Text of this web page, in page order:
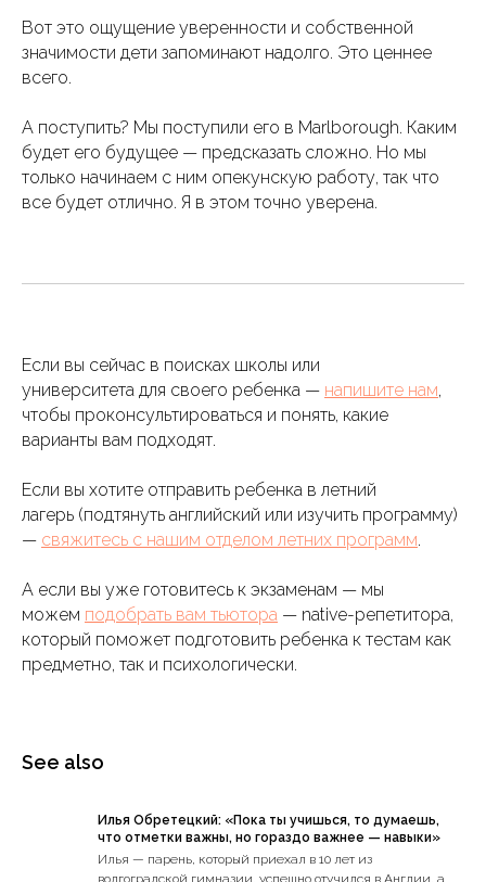
Вот это ощущение уверенности и собственной
значимости дети запоминают надолго. Это ценнее
всего.
А поступить? Мы поступили его в Marlborough. Каким
будет его будущее — предсказать сложно. Но мы
только начинаем с ним опекунскую работу, так что
все будет отлично. Я в этом точно уверена.
Если вы сейчас в поисках школы или
университета для своего ребенка — напишите нам,
чтобы проконсультироваться и понять, какие
варианты вам подходят.
Если вы хотите отправить ребенка в летний
лагерь (подтянуть английский или изучить программу)
— свяжитесь с нашим отделом летних программ.
А если вы уже готовитесь к экзаменам — мы
можем подобрать вам тьютора — native-репетитора,
который поможет подготовить ребенка к тестам как
предметно, так и психологически.
See also
Илья Обретецкий: «Пока ты учишься, то думаешь,
что отметки важны, но гораздо важнее — навыки»
Илья — парень, который приехал в 10 лет из
волгоградской гимназии, успешно отучился в Англии, а